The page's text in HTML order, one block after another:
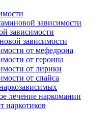
зависимости
зависимости
зависимости
от мефедрона
от героина
от лирики
от спайса
лечение наркомании
наркотиков